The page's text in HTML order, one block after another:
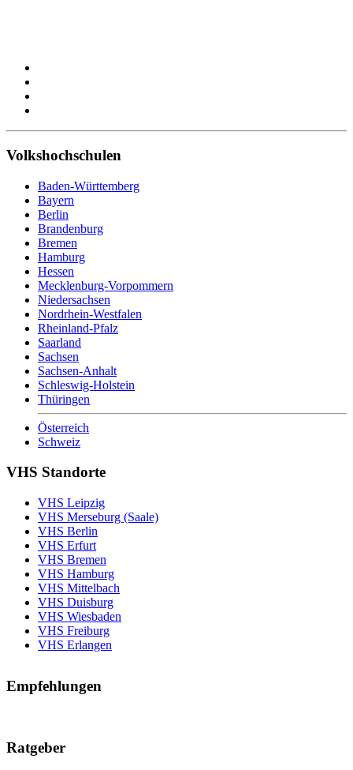
Volkshochschulen
Baden-Württemberg
Bayern
Berlin
Brandenburg
Bremen
Hamburg
Hessen
Mecklenburg-Vorpommern
Niedersachsen
Nordrhein-Westfalen
Rheinland-Pfalz
Saarland
Sachsen
Sachsen-Anhalt
Schleswig-Holstein
Thüringen
Österreich
Schweiz
VHS Standorte
VHS Leipzig
VHS Merseburg (Saale)
VHS Berlin
VHS Erfurt
VHS Bremen
VHS Hamburg
VHS Mittelbach
VHS Duisburg
VHS Wiesbaden
VHS Freiburg
VHS Erlangen
Empfehlungen
Ratgeber